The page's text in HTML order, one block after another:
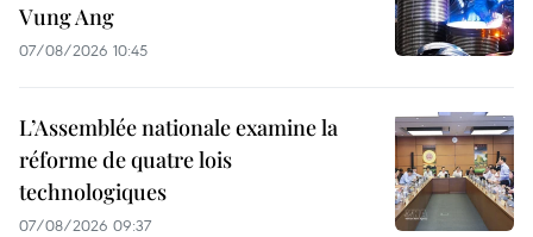
Vung Ang
07/08/2026 10:45
L’Assemblée nationale examine la
réforme de quatre lois
technologiques
07/08/2026 09:37